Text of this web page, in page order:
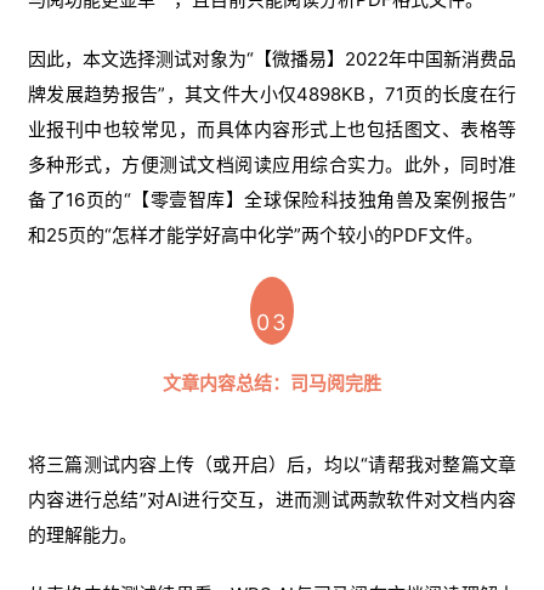
因此，本文选择测试对象为“【微播易】2022年中国新消费品
牌发展趋势报告”，其文件大小仅4898KB，71页的长度在行
业报刊中也较常见，而具体内容形式上也包括图文、表格等
多种形式，方便测试文档阅读应用综合实力。此外，同时准
备了16页的“【零壹智库】全球保险科技独角兽及案例报告”
和25页的“怎样才能学好高中化学”两个较小的PDF文件。
03
文章内容总结：司马阅完胜
将三篇测试内容上传（或开启）后，均以“请帮我对整篇文章
内容进行总结”对AI进行交互，进而测试两款软件对文档内容
的理解能力。